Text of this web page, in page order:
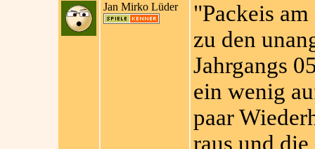
Jan Mirko Lüder
"Packeis
zu den
Jahrgangs
ein wenig
paar
raus und